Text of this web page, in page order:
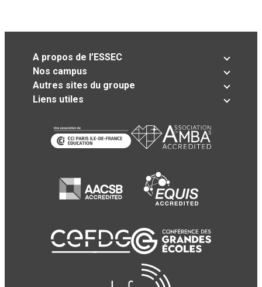
A propos de l’ESSEC
Nos campus
Autres sites du groupe
Liens utiles